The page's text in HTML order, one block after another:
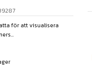
för att visualisera